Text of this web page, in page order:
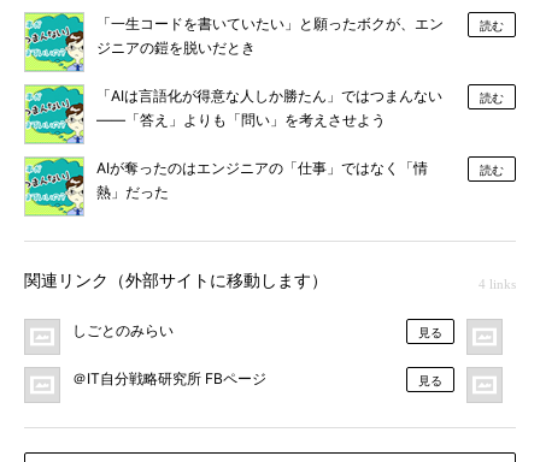
「一生コードを書いていたい」と願ったボクが、エン
ジニアの鎧を脱いだとき
読む
「AIは言語化が得意な人しか勝たん」ではつまんない
――「答え」よりも「問い」を考えさせよう
読む
AIが奪ったのはエンジニアの「仕事」ではなく「情
熱」だった
読む
関連リンク（外部サイトに移動します） 4 links
しごとのみらい 見る
＠IT自分戦略研究所 FBページ 見る